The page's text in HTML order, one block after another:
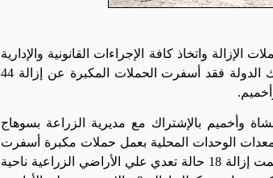
واتخاذ كافة الإجراءات القانونية والإدارية
اللازمة لإزالة كافة التعديات الواقعة علي الأراضي الزراعية وأملاك الدولة فقد أسفرت الحملات المكبرة عن إزالة 44
وأخميم بالإشتراك مع مديرية الزراعة بسوهاج
الوحدات المحلية بعمل حملات مكبرة أسفرت
تعدي علي الأراضي الزراعية حيث تمت إزالة 18 حالة تعدي علي الأراضي الزراعية ناحية